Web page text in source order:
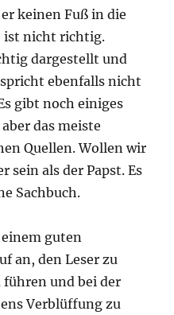
keinen Fuß in die
ist nicht richtig.
dargestellt und
ebenfalls nicht
gibt noch einiges
das meiste
Quellen. Wollen wir
sein als der Papst. Es
Sachbuch.
guten
an, den Leser zu
und bei der
Verblüffung zu